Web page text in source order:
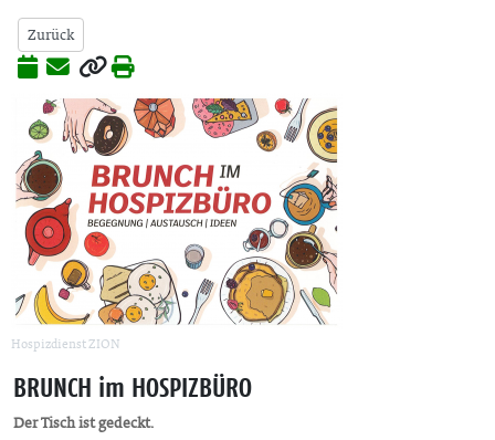
Zurück
Hospizdienst ZION
BRUNCH im HOSPIZBÜRO
Der Tisch ist gedeckt.